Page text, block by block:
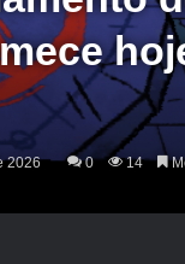
2026 0 14